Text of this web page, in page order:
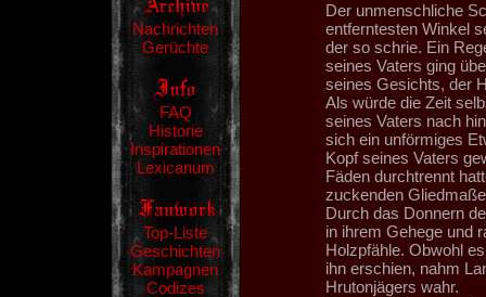
Nachrichten
Gerüchte
FAQ
Historie
Inspirationen
Lexicanum
Top-Liste
Geschichten
Kampagnen
Codizes
Der unmenschliche
entferntesten Winkel
der so schrie. Ein
seines Vaters ging
seines Gesichts, der
Als würde die Zeit
seines Vaters nach
sich ein unförmiges
Kopf seines Vaters
Fäden durchtrennt
zuckenden
Durch das Donnern
in ihrem Gehege und
Holzpfähle. Obwohl
ihn erschien, nahm
Hrutonjägers wahr.